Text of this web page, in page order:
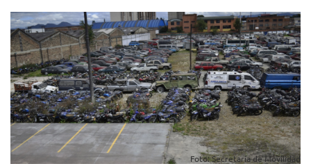
Foto: Secretaría de Movilidad